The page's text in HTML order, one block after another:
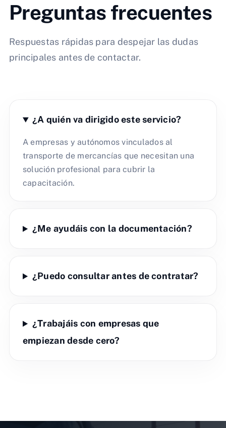
Preguntas frecuentes
Respuestas rápidas para despejar las dudas
principales antes de contactar.
¿A quién va dirigido este servicio?
A empresas y autónomos vinculados al
transporte de mercancías que necesitan una
solución profesional para cubrir la
capacitación.
¿Me ayudáis con la documentación?
¿Puedo consultar antes de contratar?
¿Trabajáis con empresas que
empiezan desde cero?